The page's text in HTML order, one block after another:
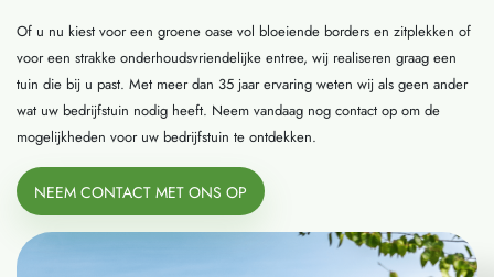
Of u nu kiest voor een groene oase vol bloeiende borders en zitplekken of
voor een strakke onderhoudsvriendelijke entree, wij realiseren graag een
tuin die bij u past. Met meer dan 35 jaar ervaring weten wij als geen ander
wat uw bedrijfstuin nodig heeft. Neem vandaag nog contact op om de
mogelijkheden voor uw bedrijfstuin te ontdekken.
NEEM CONTACT MET ONS OP